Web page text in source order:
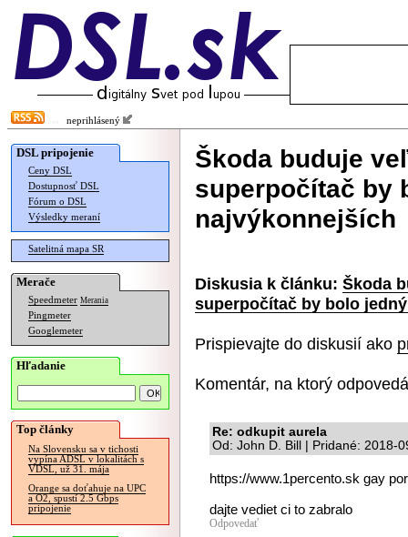
neprihlásený
DSL pripojenie
Ceny DSL
Dostupnosť DSL
Fórum o DSL
Výsledky meraní
Satelitná mapa SR
Merače
Speedmeter Merania
Pingmeter
Googlemeter
Hľadanie
Top články
Na Slovensku sa v tichosti
vypína ADSL v lokalitách s
VDSL, už 31. mája
Orange sa doťahuje na UPC
a O2, spustí 2.5 Gbps
pripojenie
Škoda buduje
superpočítač by
najvýkonnejších
Diskusia k článku: Škoda
superpočítač by bolo
Prispievajte do diskusií ako
Komentár, na ktorý
Re: odkupit aurela
Od: John D. Bill | Pridané: 2018-
https://www.1percento.sk gay
dajte vediet ci to zabralo
Odpovedať